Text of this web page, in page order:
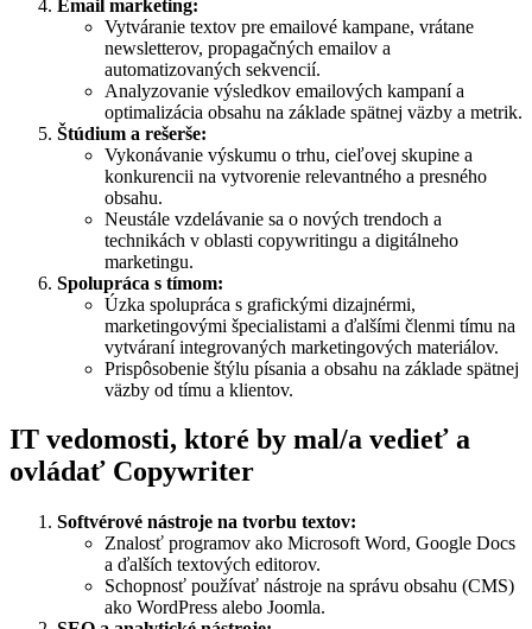
Email marketing:
Vytváranie textov pre emailové kampane, vrátane
newsletterov, propagačných emailov a
automatizovaných sekvencií.
Analyzovanie výsledkov emailových kampaní a
optimalizácia obsahu na základe spätnej väzby a metrik.
Štúdium a rešerše:
Vykonávanie výskumu o trhu, cieľovej skupine a
konkurencii na vytvorenie relevantného a presného
obsahu.
Neustále vzdelávanie sa o nových trendoch a
technikách v oblasti copywritingu a digitálneho
marketingu.
Spolupráca s tímom:
Úzka spolupráca s grafickými dizajnérmi,
marketingovými špecialistami a ďalšími členmi tímu na
vytváraní integrovaných marketingových materiálov.
Prispôsobenie štýlu písania a obsahu na základe spätnej
väzby od tímu a klientov.
IT vedomosti, ktoré by mal/a vedieť a
ovládať Copywriter
Softvérové nástroje na tvorbu textov:
Znalosť programov ako Microsoft Word, Google Docs
a ďalších textových editorov.
Schopnosť používať nástroje na správu obsahu (CMS)
ako WordPress alebo Joomla.